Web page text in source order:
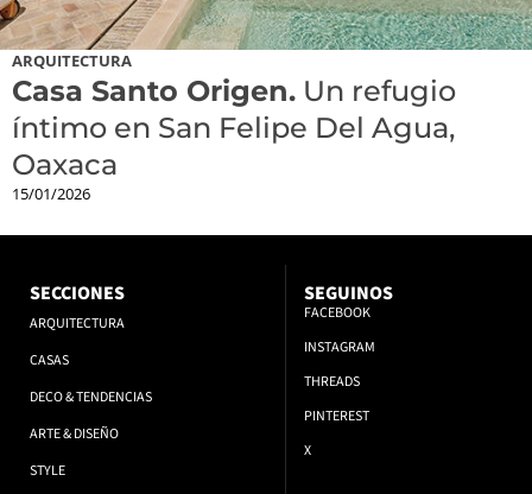
ARQUITECTURA
Casa Santo Origen. Un refugio
íntimo en San Felipe Del Agua,
Oaxaca
15/01/2026
SECCIONES
ARQUITECTURA
CASAS
DECO & TENDENCIAS
ARTE & DISEÑO
STYLE
SEGUINOS
FACEBOOK
INSTAGRAM
THREADS
PINTEREST
X